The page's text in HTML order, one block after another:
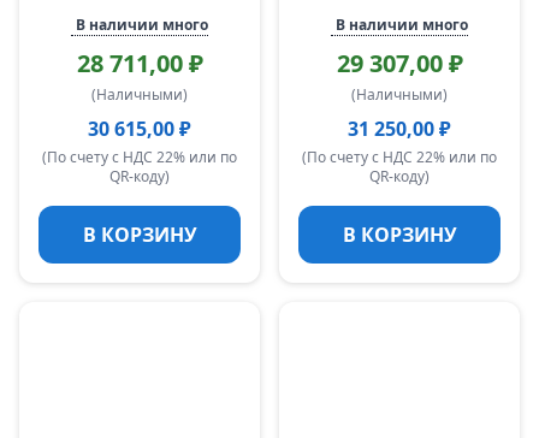
В наличии много
28 711,00 ₽
(Наличными)
30 615,00 ₽
(По счету с НДС 22% или по
QR-коду)
В КОРЗИНУ
В наличии много
29 307,00 ₽
(Наличными)
31 250,00 ₽
(По счету с НДС 22% или по
QR-коду)
В КОРЗИНУ